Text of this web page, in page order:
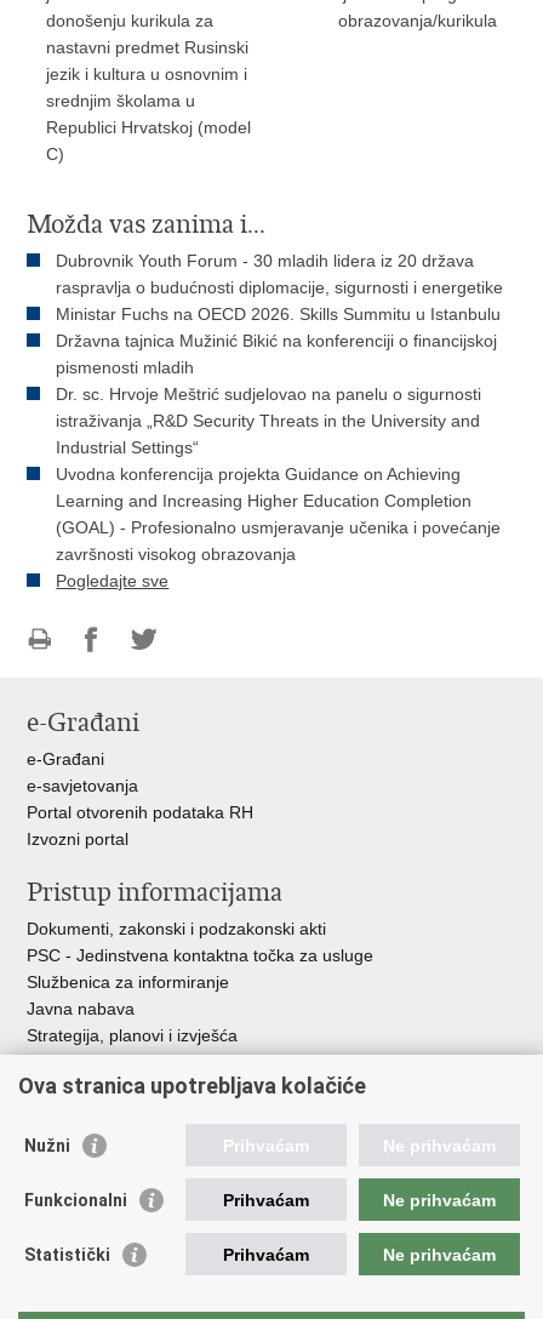
donošenju kurikula za
nastavni predmet Rusinski
jezik i kultura u osnovnim i
srednjim školama u
Republici Hrvatskoj (model
C)
obrazovanja/kurikula
Možda vas zanima i...
Dubrovnik Youth Forum - 30 mladih lidera iz 20 država
raspravlja o budućnosti diplomacije, sigurnosti i energetike
Ministar Fuchs na OECD 2026. Skills Summitu u Istanbulu
Državna tajnica Mužinić Bikić na konferenciji o financijskoj
pismenosti mladih
Dr. sc. Hrvoje Meštrić sudjelovao na panelu o sigurnosti
istraživanja „R&D Security Threats in the University and
Industrial Settings“
Uvodna konferencija projekta Guidance on Achieving
Learning and Increasing Higher Education Completion
(GOAL) - Profesionalno usmjeravanje učenika i povećanje
završnosti visokog obrazovanja
Pogledajte sve
FacebookuTwitteru
e-Građani
e-Građani
e-savjetovanja
Portal otvorenih podataka RH
Izvozni portal
Pristup informacijama
Dokumenti, zakonski i podzakonski akti
PSC - Jedinstvena kontaktna točka za usluge
Službenica za informiranje
Javna nabava
Strategija, planovi i izvješća
Vlada RH
ASOO
CARNET
Ova stranica upotrebljava kolačiće
Nužni Prihvaćam Ne prihvaćam
Funkcionalni Prihvaćam Ne prihvaćam
Statistički Prihvaćam Ne prihvaćam